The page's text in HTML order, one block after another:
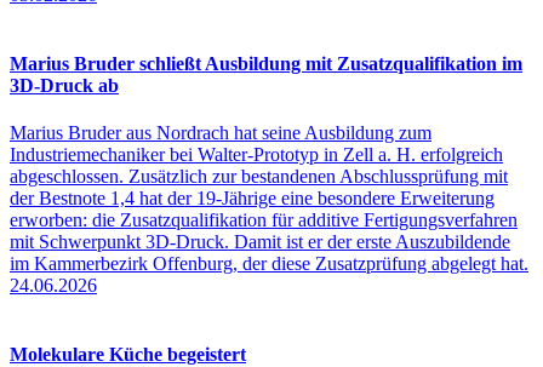
Marius Bruder schließt Ausbildung mit Zusatzqualifikation im
3D-Druck ab
Marius Bruder aus Nordrach hat seine Ausbildung zum
Industriemechaniker bei Walter-Prototyp in Zell a. H. erfolgreich
abgeschlossen. Zusätzlich zur bestandenen Abschlussprüfung mit
der Bestnote 1,4 hat der 19-Jährige eine besondere Erweiterung
erworben: die Zusatzqualifikation für additive Fertigungsverfahren
mit Schwerpunkt 3D-Druck. Damit ist er der erste Auszubildende
im Kammerbezirk Offenburg, der diese Zusatzprüfung abgelegt hat.
24.06.2026
Molekulare Küche begeistert